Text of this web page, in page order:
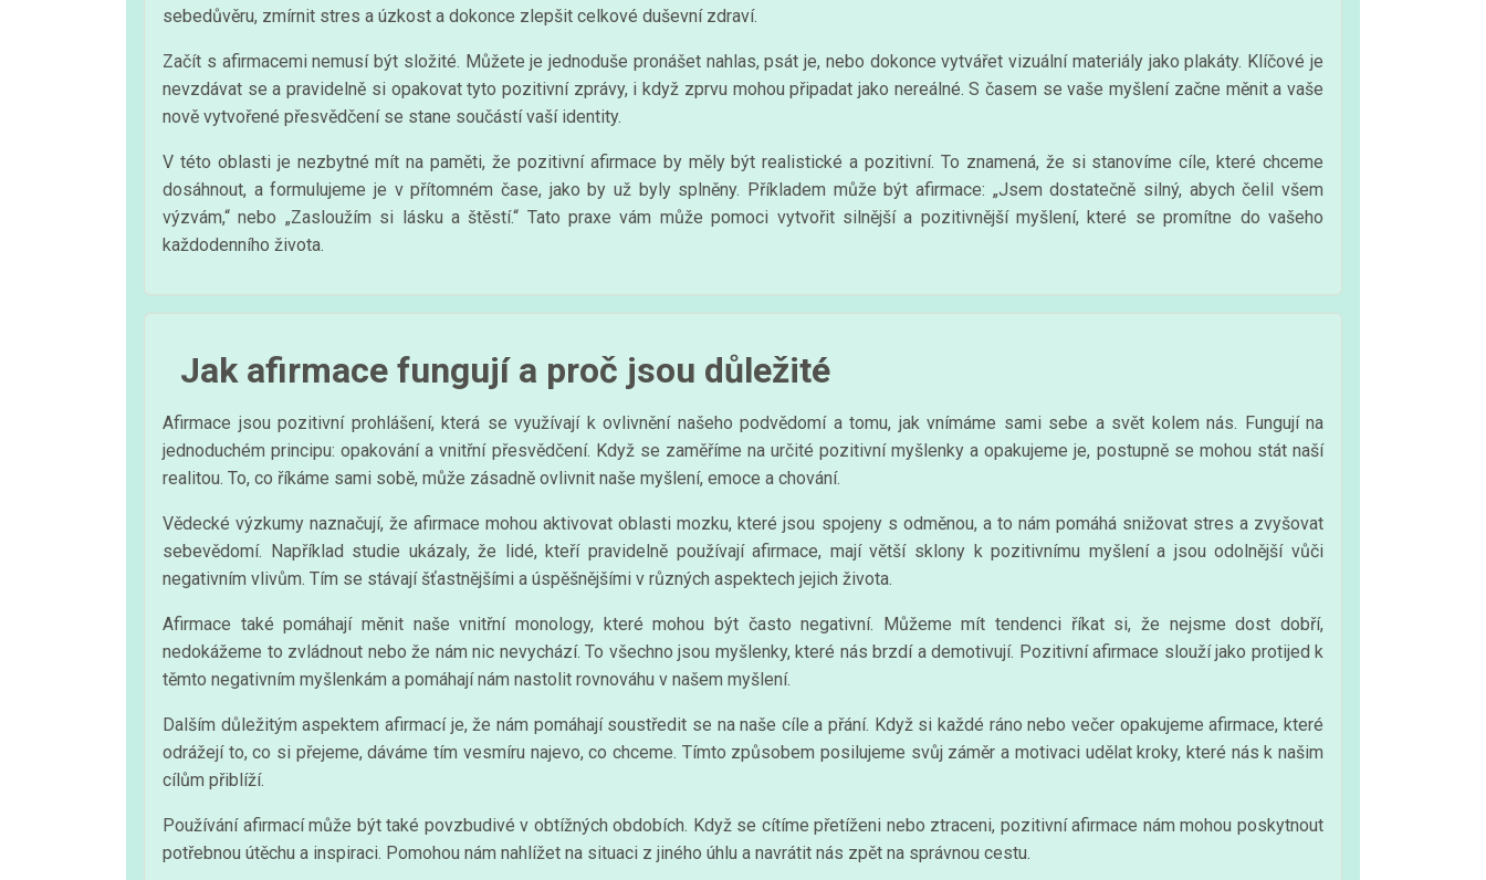
sebedůvěru, zmírnit stres a úzkost a dokonce zlepšit celkové duševní zdraví.
Začít s afirmacemi nemusí být složité. Můžete je jednoduše pronášet nahlas, psát je, nebo dokonce vytvářet vizuální materiály jako plakáty. Klíčové je
nevzdávat se a pravidelně si opakovat tyto pozitivní zprávy, i když zprvu mohou připadat jako nereálné. S časem se vaše myšlení začne měnit a vaše
nově vytvořené přesvědčení se stane součástí vaší identity.
V této oblasti je nezbytné mít na paměti, že pozitivní afirmace by měly být realistické a pozitivní. To znamená, že si stanovíme cíle, které chceme
dosáhnout, a formulujeme je v přítomném čase, jako by už byly splněny. Příkladem může být afirmace: „Jsem dostatečně silný, abych čelil všem
výzvám,“ nebo „Zasloužím si lásku a štěstí.“ Tato praxe vám může pomoci vytvořit silnější a pozitivnější myšlení, které se promítne do vašeho
každodenního života.
Jak afirmace fungují a proč jsou důležité
Afirmace jsou pozitivní prohlášení, která se využívají k ovlivnění našeho podvědomí a tomu, jak vnímáme sami sebe a svět kolem nás. Fungují na
jednoduchém principu: opakování a vnitřní přesvědčení. Když se zaměříme na určité pozitivní myšlenky a opakujeme je, postupně se mohou stát naší
realitou. To, co říkáme sami sobě, může zásadně ovlivnit naše myšlení, emoce a chování.
Vědecké výzkumy naznačují, že afirmace mohou aktivovat oblasti mozku, které jsou spojeny s odměnou, a to nám pomáhá snižovat stres a zvyšovat
sebevědomí. Například studie ukázaly, že lidé, kteří pravidelně používají afirmace, mají větší sklony k pozitivnímu myšlení a jsou odolnější vůči
negativním vlivům. Tím se stávají šťastnějšími a úspěšnějšími v různých aspektech jejich života.
Afirmace také pomáhají měnit naše vnitřní monology, které mohou být často negativní. Můžeme mít tendenci říkat si, že nejsme dost dobří,
nedokážeme to zvládnout nebo že nám nic nevychází. To všechno jsou myšlenky, které nás brzdí a demotivují. Pozitivní afirmace slouží jako protijed k
těmto negativním myšlenkám a pomáhají nám nastolit rovnováhu v našem myšlení.
Dalším důležitým aspektem afirmací je, že nám pomáhají soustředit se na naše cíle a přání. Když si každé ráno nebo večer opakujeme afirmace, které
odrážejí to, co si přejeme, dáváme tím vesmíru najevo, co chceme. Tímto způsobem posilujeme svůj záměr a motivaci udělat kroky, které nás k našim
cílům přiblíží.
Používání afirmací může být také povzbudivé v obtížných obdobích. Když se cítíme přetíženi nebo ztraceni, pozitivní afirmace nám mohou poskytnout
potřebnou útěchu a inspiraci. Pomohou nám nahlížet na situaci z jiného úhlu a navrátit nás zpět na správnou cestu.